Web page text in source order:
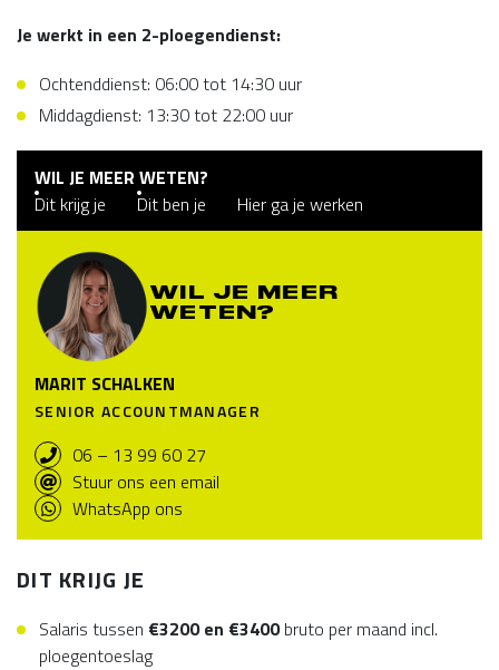
Je werkt in een 2-ploegendienst:
Ochtenddienst: 06:00 tot 14:30 uur
Middagdienst: 13:30 tot 22:00 uur
WIL JE MEER WETEN?
Dit krijg je
Dit ben je Hier ga je werken
WIL JE MEER
WETEN?
MARIT SCHALKEN
SENIOR ACCOUNTMANAGER
06 – 13 99 60 27
Stuur ons een email
WhatsApp ons
DIT KRIJG JE
Salaris tussen €3200 en €3400bruto per maand incl.
ploegentoeslag